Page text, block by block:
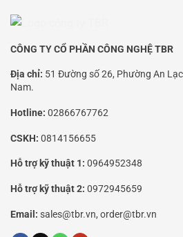
CÔNG TY CỔ PHẦN CÔNG NGHỆ TBR
Địa chỉ: 51 Đường số 26, Phường An
Nam.
Hotline: 02866767762
CSKH: 0814156655
Hỗ trợ kỹ thuật 1: 0964952348
Hỗ trợ kỹ thuật 2: 0972945659
Email: sales@tbr.vn, order@tbr.vn